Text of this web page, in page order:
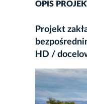
OPIS
Projekt
HD /